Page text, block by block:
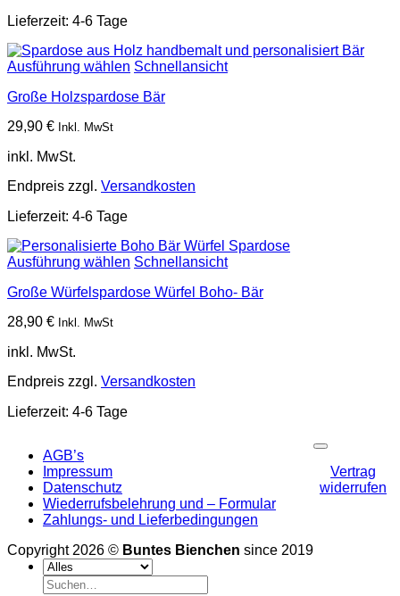
Lieferzeit: 4-6 Tage
Ausführung wählen Schnellansicht
Große Holzspardose Bär
29,90 € Inkl. MwSt
inkl. MwSt.
Endpreis zzgl. Versandkosten
Lieferzeit: 4-6 Tage
Ausführung wählen Schnellansicht
Große Würfelspardose Würfel Boho- Bär
28,90 € Inkl. MwSt
inkl. MwSt.
Endpreis zzgl. Versandkosten
Lieferzeit: 4-6 Tage
AGB’s
Impressum
Datenschutz
Wiederrufsbelehrung und – Formular
Zahlungs- und Lieferbedingungen
Copyright 2026 © Buntes Bienchen since 2019
Vertrag
widerrufen
Suchen